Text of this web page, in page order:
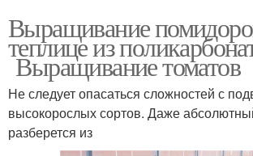
Выращивание
теплице из
Выращивание томатов
Не следует опасаться сложностей с
высокорослых сортов. Даже
разберется из